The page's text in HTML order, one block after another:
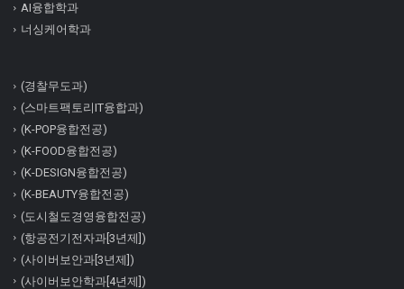
AI융합학과
너싱케어학과
(경찰무도과)
(스마트팩토리IT융합과)
(K-POP융합전공)
(K-FOOD융합전공)
(K-DESIGN융합전공)
(K-BEAUTY융합전공)
(도시철도경영융합전공)
(항공전기전자과[3년제])
(사이버보안과[3년제])
(사이버보안학과[4년제])